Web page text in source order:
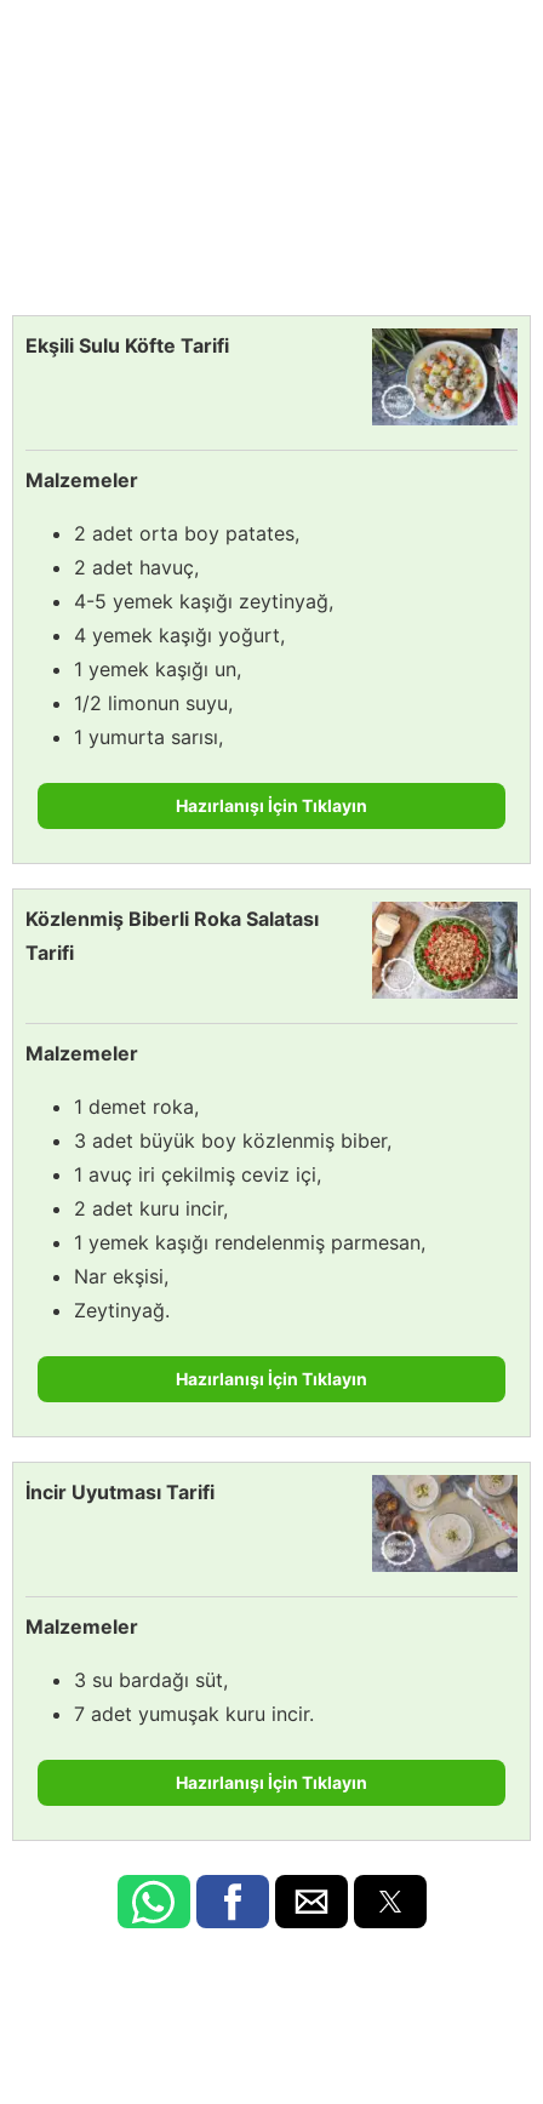
Ekşili Sulu Köfte Tarifi
Malzemeler
2 adet orta boy patates,
2 adet havuç,
4-5 yemek kaşığı zeytinyağ,
4 yemek kaşığı yoğurt,
1 yemek kaşığı un,
1/2 limonun suyu,
1 yumurta sarısı,
Hazırlanışı İçin Tıklayın
Közlenmiş Biberli Roka Salatası
Tarifi
Malzemeler
1 demet roka,
3 adet büyük boy közlenmiş biber,
1 avuç iri çekilmiş ceviz içi,
2 adet kuru incir,
1 yemek kaşığı rendelenmiş parmesan,
Nar ekşisi,
Zeytinyağ.
Hazırlanışı İçin Tıklayın
İncir Uyutması Tarifi
Malzemeler
3 su bardağı süt,
7 adet yumuşak kuru incir.
Hazırlanışı İçin Tıklayın